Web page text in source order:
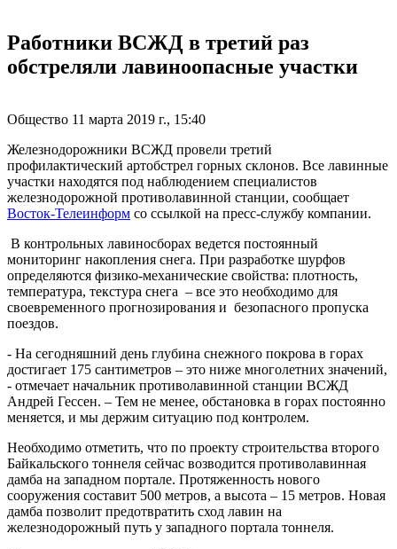
Работники ВСЖД в третий раз
обстреляли лавиноопасные участки
Общество 11 марта 2019 г., 15:40
Железнодорожники ВСЖД провели третий
профилактический артобстрел горных склонов. Все лавинные
участки находятся под наблюдением специалистов
железнодорожной противолавинной станции, сообщает
Восток-Телеинформ со ссылкой на пресс-службу компании.
В контрольных лавиносборах ведется постоянный
мониторинг накопления снега. При разработке шурфов
определяются физико-механические свойства: плотность,
температура, текстура снега – все это необходимо для
своевременного прогнозирования и безопасного пропуска
поездов.
- На сегодняшний день глубина снежного покрова в горах
достигает 175 сантиметров – это ниже многолетних значений,
- отмечает начальник противолавинной станции ВСЖД
Андрей Гессен. – Тем не менее, обстановка в горах постоянно
меняется, и мы держим ситуацию под контролем.
Необходимо отметить, что по проекту строительства второго
Байкальского тоннеля сейчас возводится противолавинная
дамба на западном портале. Протяженность нового
сооружения составит 500 метров, а высота – 15 метров. Новая
дамба позволит предотвратить сход лавин на
железнодорожный путь у западного портала тоннеля.